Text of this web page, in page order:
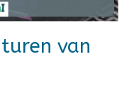
van